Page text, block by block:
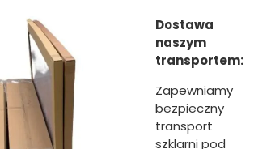
Dostawa
naszym
transportem:
Zapewniamy
bezpieczny
transport
szklarni pod